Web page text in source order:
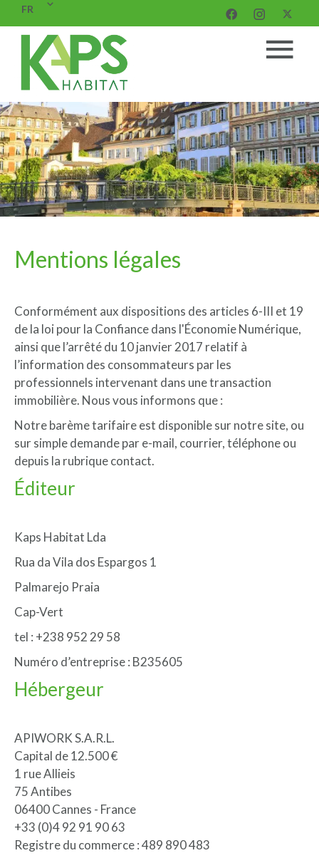
FR
Mentions légales
Conformément aux dispositions des articles 6-III et 19
de la loi pour la Confiance dans l'Économie Numérique,
ainsi que l’arrêté du 10 janvier 2017 relatif à
l’information des consommateurs par les
professionnels intervenant dans une transaction
immobilière. Nous vous informons que :
Notre barème tarifaire est disponible sur notre site, ou
sur simple demande par e-mail, courrier, téléphone ou
depuis la rubrique contact.
Éditeur
Kaps Habitat Lda
Rua da Vila dos Espargos 1
Palmarejo Praia
Cap-Vert
tel : +238 952 29 58
Numéro d’entreprise : B235605
Hébergeur
APIWORK S.A.R.L.
Capital de 12.500 €
1 rue Allieis
75 Antibes
06400 Cannes - France
+33 (0)4 92 91 90 63
Registre du commerce : 489 890 483